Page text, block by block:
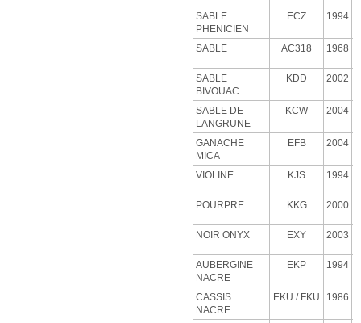
SABLE
PHENICIEN
ECZ 1994
SABLE AC318 1968
SABLE
BIVOUAC
KDD 2002
SABLE DE
LANGRUNE
KCW 2004
GANACHE
MICA
EFB 2004
VIOLINE KJS 1994
POURPRE KKG 2000
NOIR ONYX EXY 2003
AUBERGINE
NACRE
EKP 1994
CASSIS
NACRE
EKU / FKU 1986